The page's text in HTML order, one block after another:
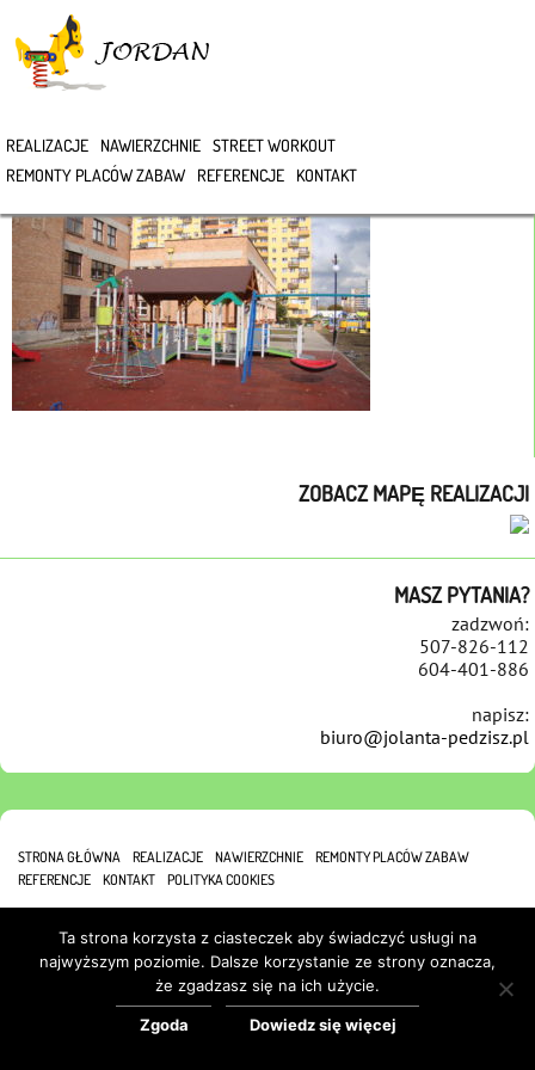
REALIZACJE NAWIERZCHNIE STREET WORKOUT
REMONTY PLACÓW ZABAW
REFERENCJE KONTAKT
DSC05845
ZOBACZ MAPĘ REALIZACJI
MASZ PYTANIA?
zadzwoń:
507-826-112
604-401-886
napisz:
biuro@jolanta-pedzisz.pl
STRONA GŁÓWNA REALIZACJE NAWIERZCHNIE
REMONTY PLACÓW ZABAW
REFERENCJE
KONTAKT POLITYKA COOKIES
Ta strona korzysta z ciasteczek aby świadczyć usługi na
najwyższym poziomie. Dalsze korzystanie ze strony oznacza,
że zgadzasz się na ich użycie.
Zgoda Dowiedz się więcej